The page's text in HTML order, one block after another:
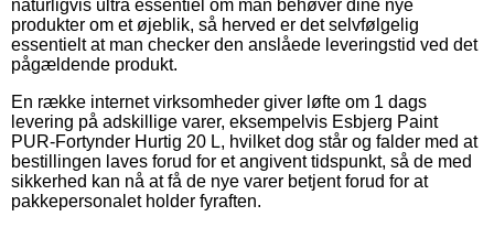
naturligvis ultra essentiel om man behøver dine nye
produkter om et øjeblik, så herved er det selvfølgelig
essentielt at man checker den anslåede leveringstid ved det
pågældende produkt.
En række internet virksomheder giver løfte om 1 dags
levering på adskillige varer, eksempelvis Esbjerg Paint
PUR-Fortynder Hurtig 20 L, hvilket dog står og falder med at
bestillingen laves forud for et angivent tidspunkt, så de med
sikkerhed kan nå at få de nye varer betjent forud for at
pakkepersonalet holder fyraften.